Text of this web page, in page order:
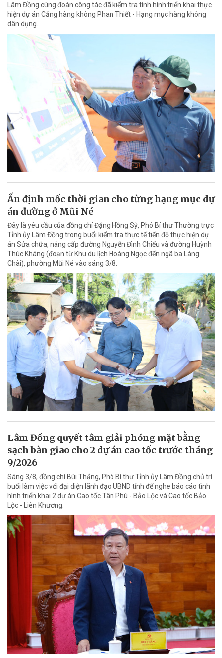
Lâm Đồng cùng đoàn công tác đã kiểm tra tình hình triển khai thực
hiện dự án Cảng hàng không Phan Thiết - Hạng mục hàng không
dân dụng.
Ấn định mốc thời gian cho từng hạng mục dự
án đường ở Mũi Né
Đây là yêu cầu của đồng chí Đặng Hồng Sỹ, Phó Bí thư Thường trực
Tỉnh ủy Lâm Đồng trong buổi kiểm tra thực tế tiến độ thực hiện dự
án Sửa chữa, nâng cấp đường Nguyễn Đình Chiểu và đường Huỳnh
Thúc Kháng (đoạn từ Khu du lịch Hoàng Ngọc đến ngã ba Làng
Chài), phường Mũi Né vào sáng 3/8.
Lâm Đồng quyết tâm giải phóng mặt bằng
sạch bàn giao cho 2 dự án cao tốc trước tháng
9/2026
Sáng 3/8, đồng chí Bùi Thắng, Phó Bí thư Tỉnh ủy Lâm Đồng chủ trì
buổi làm việc với đại diện lãnh đạo UBND tỉnh để nghe báo cáo tình
hình triển khai 2 dự án Cao tốc Tân Phú - Bảo Lộc và Cao tốc Bảo
Lộc - Liên Khương.